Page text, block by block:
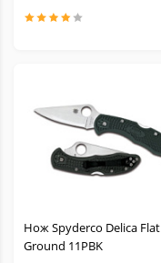
Нож Spyderco Delica Flat
Ground 11PBK